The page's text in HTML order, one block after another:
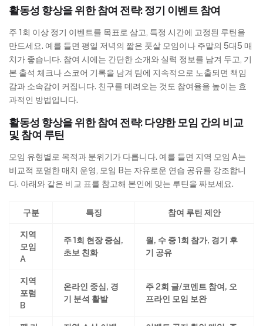
활동성 향상을 위한 참여 전략: 정기 이벤트 참여
주 1회 이상 정기 이벤트를 목표로 삼고, 특정 시간에 고정된 루틴을
만드세요. 예를 들면 평일 저녁의 짧은 풋살 모임이나 주말의 5대5 매
치가 좋습니다. 참여 시에는 간단한 소개와 실력 정보를 남겨 두고, 기
본 출석 체크나 스코어 기록을 남겨 팀에 지속적으로 노출되면 책임
감과 소속감이 커집니다. 친구를 데려오는 것도 참여율을 높이는 효
과적인 방법입니다.
활동성 향상을 위한 참여 전략: 다양한 모임 간의 비교
및 참여 루틴
모임 유형별로 목적과 분위기가 다릅니다. 예를 들면 지역 모임 A는
비교적 포멀한 매치 운영, 모임 B는 자유로운 연습 공유를 강조합니
다. 아래와 같은 비교 표를 참고해 본인에 맞는 루틴을 짜보세요.
구분 특징 참여 루틴 제안
지역
모임
A
주 1회 현장 중심,
초보 친화
월, 수 중 1회 참가, 경기 후
기 공유
지역
포럼
B
온라인 중심, 경
기 분석 활발
주 2회 글/코멘트 참여, 오
프라인 모임 보완